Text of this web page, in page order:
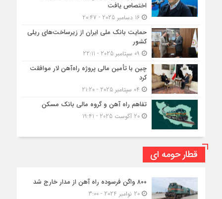
اختصاص یافت
16 دسامبر 2025 - 20:47
حمایت بانک ملی ایران از زیرساخت‌های ریلی
کشور
چین با تأمین مالی پروژه راه‌آهن لار موافقت
کرد
تفاهم راه آهن و گروه مالی بانک مسکن
20 آگوست 2025 - 19:41
قطار حومه ای
۸۰۰ واگن فرسوده راه آهن از مدار خارج شد
20 نوامبر 2024 - 3:00